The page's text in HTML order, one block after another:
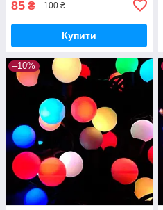
85 ₴ 100 ₴
Купити
–10%